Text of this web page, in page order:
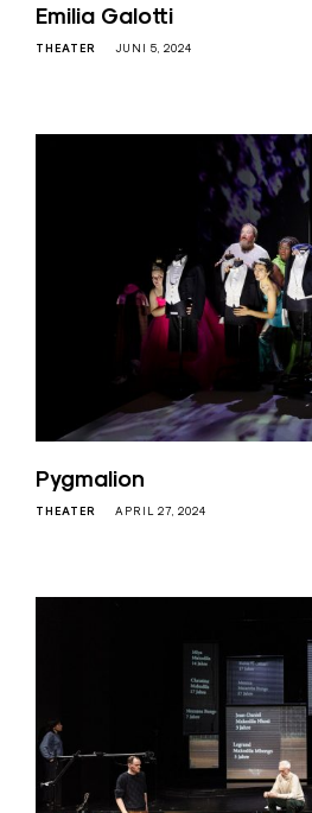
Emilia Galotti
THEATER JUNI 5, 2024
Pygmalion
THEATER APRIL 27, 2024